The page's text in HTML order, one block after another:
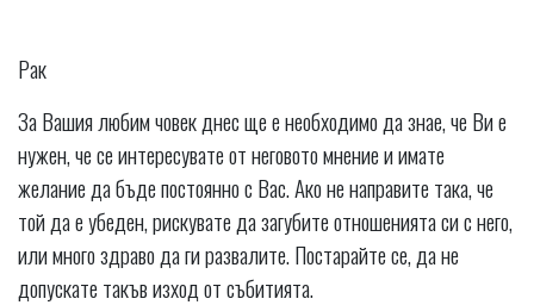
Рак
За Вашия любим човек днес ще е необходимо да знае, че Ви е
нужен, че се интересувате от неговото мнение и имате
желание да бъде постоянно с Вас. Ако не направите така, че
той да е убеден, рискувате да загубите отношенията си с него,
или много здраво да ги развалите. Постарайте се, да не
допускате такъв изход от събитията.